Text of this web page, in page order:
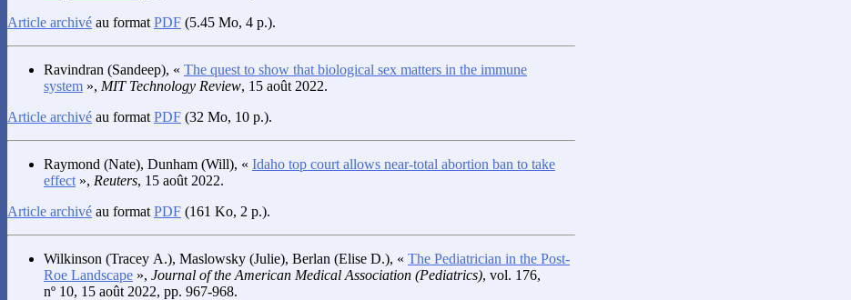
Article archivé au format PDF (5.45 Mo, 4 p.).
Ravindran (Sandeep), « The quest to show that biological sex matters in the immune
system », MIT Technology Review, 15 août 2022.
Article archivé au format PDF (32 Mo, 10 p.).
Raymond (Nate), Dunham (Will), « Idaho top court allows near-total abortion ban to take
effect », Reuters, 15 août 2022.
Article archivé au format PDF (161 Ko, 2 p.).
Wilkinson (Tracey A.), Maslowsky (Julie), Berlan (Elise D.), « The Pediatrician in the Post-
Roe Landscape », Journal of the American Medical Association (Pediatrics), vol. 176,
nº 10, 15 août 2022, pp. 967-968.